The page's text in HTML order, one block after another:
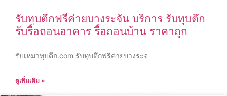
รับทุบตึกฟรีค่ายบางระจัน บริการ รับทุบตึก
รับรื้อถอนอาคาร รื้อถอนบ้าน ราคาถูก
รับเหมาทุบตึก.com รับทุบตึกฟรีค่ายบางระจ
ดูเพิ่มเติม »